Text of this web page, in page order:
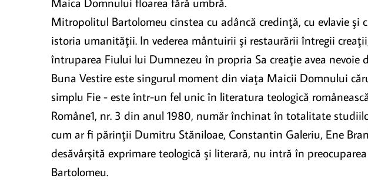
Mitropolitul Bartolomeu cinstea cu adâncă credinţă, cu evlavie
istoria umanităţii. In vederea mântuirii şi restaurării întregii
întruparea Fiului lui Dumnezeu în propria Sa creaţie avea nevoie
Buna Vestire este singurul moment din viaţa Maicii Domnului
simplu Fie - este într-un fel unic în literatura teologică
Române1, nr. 3 din anul 1980, număr închinat în totalitate
cum ar fi părinţii Dumitru Stăniloae, Constantin Galeriu, Ene
desăvârşită exprimare teologică şi literară, nu intră în
Bartolomeu.